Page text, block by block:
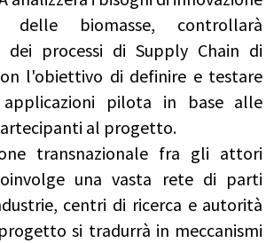
biomasse, controllarà
dei processi di Supply Chain di
l'obiettivo di definire e testare
pilota in base alle
al progetto.
transnazionale fra gli attori
una vasta rete di parti
centri di ricerca e autorità
si tradurrà in meccanismi